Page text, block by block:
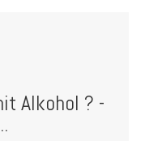
Alkohol ? -